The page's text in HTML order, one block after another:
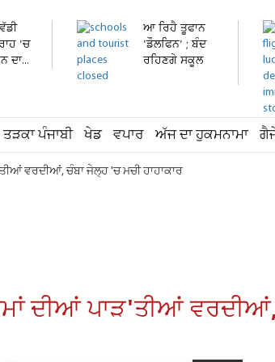
'ਚ
ਦਾ...
ਆ ਰਿਹੈ ਤੂਫਾਨ
'ਡੌਲਫਿਨ' ; ਬੰਦ
ਰਹਿਣਗੇ ਸਕੂਲ
ਤੜਕਾ ਪੰਜਾਬੀ ਖੇਡ ਵਪਾਰ ਅੱਜ ਦਾ ਹੁਕਮਨਾਮਾ
ਵਰਦੀਆਂ, ਚੰਬਾ ਜੇਲ੍ਹ 'ਚ ਮਚੀ ਹਾਹਾਕਾਰ
ਦੀਆਂ ਪਾੜ'ਤੀਆਂ ਵਰਦੀਆਂ,